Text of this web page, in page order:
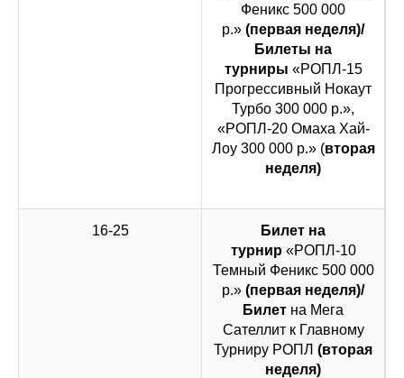
Феникс 500 000
р.» (первая неделя)/
Билеты на
турниры «РОПЛ-15
Прогрессивный Нокаут
Турбо 300 000 р.»,
«РОПЛ-20 Омаха Хай-
Лоу 300 000 р.» (вторая
неделя)
16-25
Билет на
турнир«РОПЛ-10
Темный Феникс 500 000
р.» (первая неделя)/
Билет на Мега
Сателлит к Главному
Турниру РОПЛ (вторая
неделя)